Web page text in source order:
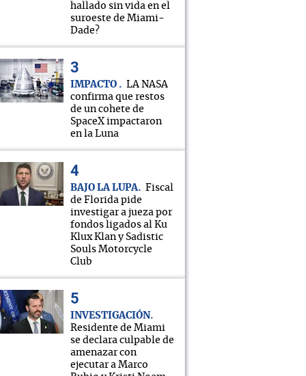
hallado sin vida en el
suroeste de Miami-
Dade?
IMPACTO
LA NASA
confirma que restos
de un cohete de
SpaceX impactaron
en la Luna
BAJO LA LUPA
Fiscal
de Florida pide
investigar a jueza por
fondos ligados al Ku
Klux Klan y Sadistic
Souls Motorcycle
Club
INVESTIGACIÓN
Residente de Miami
se declara culpable de
amenazar con
ejecutar a Marco